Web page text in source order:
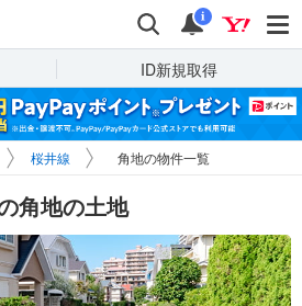
検索 通知
i
ID新規取得
桜井線 角地の物件一覧
角地の土地